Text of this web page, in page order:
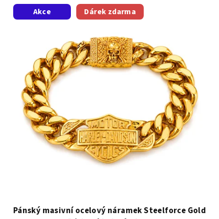
Akce Dárek zdarma
Pánský masivní ocelový náramek Steelforce Gold